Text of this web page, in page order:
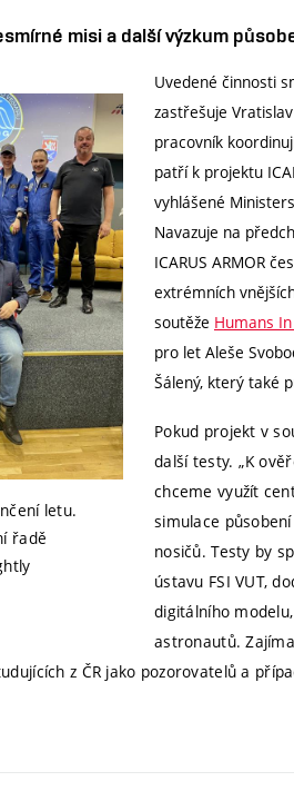
misi a další výzkum
letu.
řadě
Uvedené činnosti
zastřešuje
pracovník
patří k projektu
vyhlášené
Navazuje na
ICARUS ARMOR
extrémních
soutěže Humans
pro let Aleše
Šálený, který také
Pokud projekt v
další testy. „K
chceme využít
simulace
nosičů. Testy by
ústavu FSI VUT,
digitálního
astronautů.
z ČR jako pozorovatelů a